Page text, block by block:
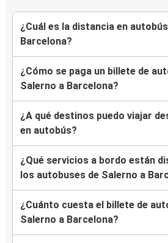
¿Cuál es la distancia en
Barcelona?
¿Cómo se paga un billete de
Salerno a Barcelona?
¿A qué destinos puedo viajar
en autobús?
¿Qué servicios a bordo están
los autobuses de Salerno a
¿Cuánto cuesta el billete de
Salerno a Barcelona?